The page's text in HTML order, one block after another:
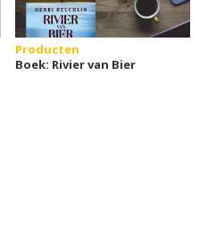
Producten
Boek: Rivier van Bier